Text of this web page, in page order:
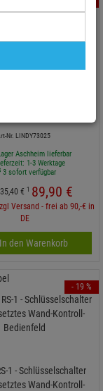
Nr. LINDY73025
Aschheim lieferbar
1-3 Werktage
3 sofort verfügbar
40 € 1 89,90 €
Versand - frei ab 90,-€ in
DE
In den Warenkorb
1 - Schlüsselschalter
Wand-Kontroll-
- 19 %